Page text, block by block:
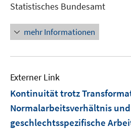
Fenster
öffnen
Statistisches Bundesamt
mehr Informationen
Externer Link
Kontinuität trotz
Normalarbeitsverhältnis und
geschlechtsspezifische